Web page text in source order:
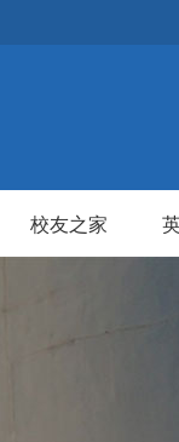
校友之家